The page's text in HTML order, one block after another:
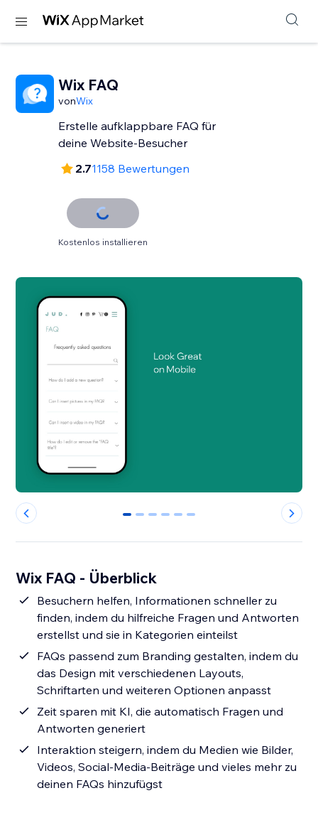
Wix FAQ
vonWix
Erstelle aufklappbare FAQ für
deine Website-Besucher
2.71158 Bewertungen
Kostenlos installieren
0 1 2 3 4 5
Wix FAQ - Überblick
Besuchern helfen, Informationen schneller zu
finden, indem du hilfreiche Fragen und Antworten
erstellst und sie in Kategorien einteilst
FAQs passend zum Branding gestalten, indem du
das Design mit verschiedenen Layouts,
Schriftarten und weiteren Optionen anpasst
Zeit sparen mit KI, die automatisch Fragen und
Antworten generiert
Interaktion steigern, indem du Medien wie Bilder,
Videos, Social-Media-Beiträge und vieles mehr zu
deinen FAQs hinzufügst